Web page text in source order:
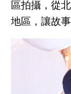
區拍攝，從
地區，讓故